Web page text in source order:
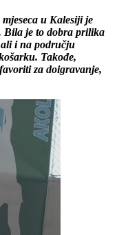
u Kalesiji je
Bila je to dobra prilika
ali i na području
Takođe,
za doigravanje,